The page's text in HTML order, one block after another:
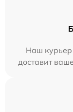
Наш курьер
доставит